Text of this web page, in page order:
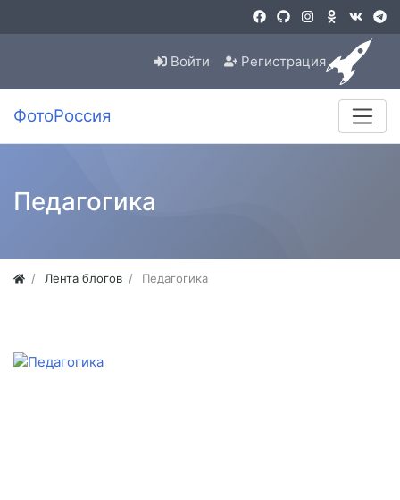
Войти Регистрация
ФотоРоссия
Педагогика
Лента блогов Педагогика